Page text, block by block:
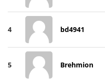
4 bd4941
5 Brehmion